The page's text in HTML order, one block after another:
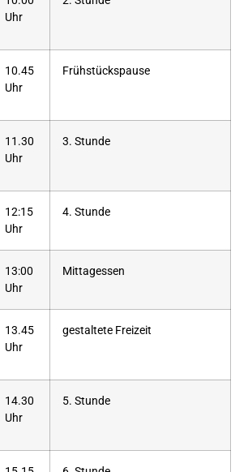
Uhr
10.45
Uhr
Frühstückspause
11.30
Uhr
3. Stunde
12:15
Uhr
4. Stunde
13:00
Uhr
Mittagessen
13.45
Uhr
gestaltete Freizeit
14.30
Uhr
5. Stunde